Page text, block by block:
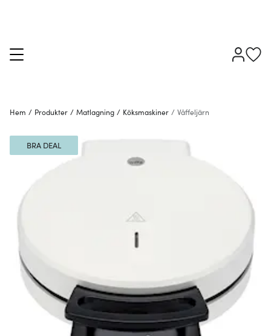
Hem / Produkter / Matlagning / Köksmaskiner / Våffeljärn
BRA DEAL